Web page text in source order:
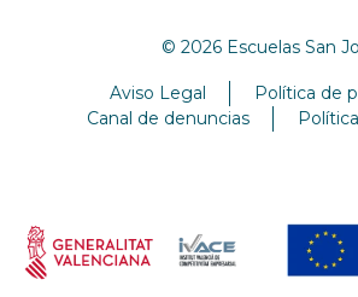
© 2026 Escuelas San
Aviso Legal
Política de
Canal de denuncias